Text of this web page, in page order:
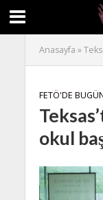
Anasayfa »
FETÖ'DE
okul